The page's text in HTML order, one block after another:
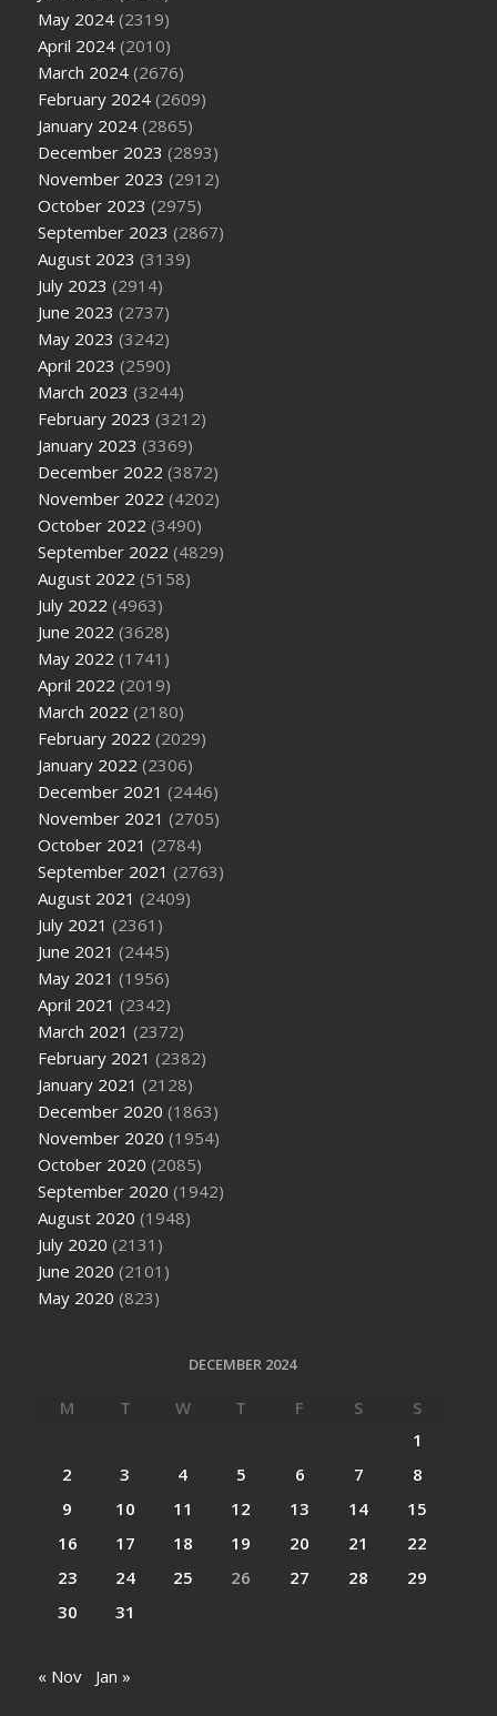
May 2024 (2319)
April 2024 (2010)
March 2024 (2676)
February 2024 (2609)
January 2024 (2865)
December 2023 (2893)
November 2023 (2912)
October 2023 (2975)
September 2023 (2867)
August 2023 (3139)
July 2023 (2914)
June 2023 (2737)
May 2023 (3242)
April 2023 (2590)
March 2023 (3244)
February 2023 (3212)
January 2023 (3369)
December 2022 (3872)
November 2022 (4202)
October 2022 (3490)
September 2022 (4829)
August 2022 (5158)
July 2022 (4963)
June 2022 (3628)
May 2022 (1741)
April 2022 (2019)
March 2022 (2180)
February 2022 (2029)
January 2022 (2306)
December 2021 (2446)
November 2021 (2705)
October 2021 (2784)
September 2021 (2763)
August 2021 (2409)
July 2021 (2361)
June 2021 (2445)
May 2021 (1956)
April 2021 (2342)
March 2021 (2372)
February 2021 (2382)
January 2021 (2128)
December 2020 (1863)
November 2020 (1954)
October 2020 (2085)
September 2020 (1942)
August 2020 (1948)
July 2020 (2131)
June 2020 (2101)
May 2020 (823)
DECEMBER 2024
M T W T F S
S
1
2
3 4 5 6 7
8
9
10 11 12 13 14
15
16
17 18 19 20 21
22
23
24 25 26 27 28
29
30
31
« Nov Jan »